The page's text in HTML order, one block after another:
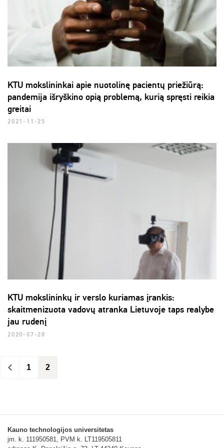
KTU mokslininkai apie nuotolinę pacientų priežiūrą:
pandemija išryškino opią problemą, kurią spręsti reikia
greitai
2021-11-25
KTU mokslininkų ir verslo kuriamas įrankis:
skaitmenizuota vadovų atranka Lietuvoje taps realybe
jau rudenį
2020-07-28
< 1 2
Kauno technologijos universitetas
įm. k. 111950581, PVM k. LT119505811